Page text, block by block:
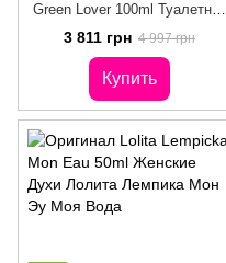
Green Lover 100ml Туалетная
Вода Унисекс Лолита
Лемпика Грин Ловер Зеленый
Любовник
3 811 грн 4 997 грн
Купить